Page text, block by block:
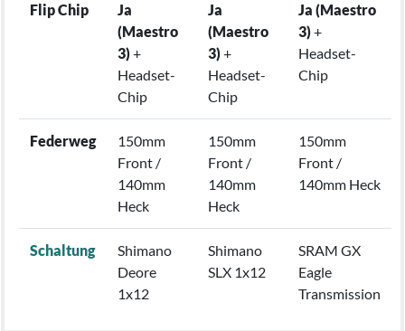
Flip Chip
Ja
(Maestro
3)+
Headset-
Chip
Ja
(Maestro
3)+
Headset-
Chip
Ja (Maestro
3)+
Headset-
Chip
Federweg
150mm
Front /
140mm
Heck
150mm
Front /
140mm
Heck
150mm
Front /
140mm Heck
Schaltung
Shimano
Deore
1x12
Shimano
SLX 1x12
SRAM GX
Eagle
Transmission